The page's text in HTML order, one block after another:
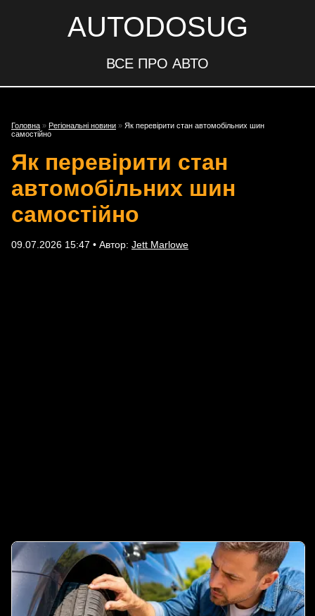
AUTODOSUG
ВСЕ ПРО АВТО
Головна » Регіональні новини » Як перевірити стан автомобільних шин
самостійно
Як перевірити стан
автомобільних шин
самостійно
09.07.2026 15:47 • Автор: Jett Marlowe